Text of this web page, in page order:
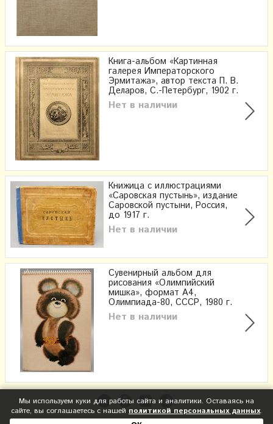
Книга-альбом «Картинная
галерея Императорского
Эрмитажа», автор текста П. В.
Деларов, С.-Петербург, 1902 г.
Нет в наличии
Книжица с иллюстрациями
«Саровская пустынь», издание
Саровской пустыни, Россия,
до 1917 г.
Нет в наличии
Сувенирный альбом для
рисования «Олимпийский
мишка», формат А4,
Олимпиада-80, СССР, 1980 г.
Нет в наличии
Мы используем куки для работы сайта и аналитики. Оставаясь на
сайте, вы соглашаетесь с нашей политикой персональных данных.